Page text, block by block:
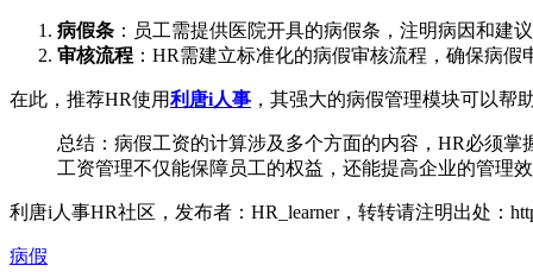
病假条 ：员工需提供医院开具的病假条，注明病因和建议
审核流程 ：HR需建立标准化的病假审核流程，确保病假
在此，推荐HR使用利唐i人事 ，其强大的病假管理模块可以帮
总结：病假工资的计算涉及多个方面的内容，HR必须
工资管理不仅能保障员工的权益，还能提高企业的管理
利唐i人事HR社区，发布者：HR_learner，转转请注明出处：
病假